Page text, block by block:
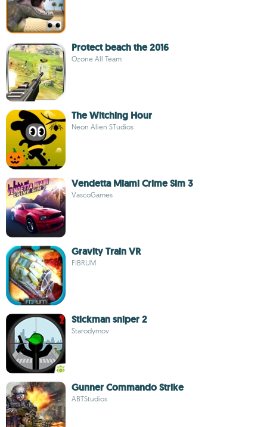
Protect beach the 2016
Ozone All Team
The Witching Hour
Neon Alien STudios
Vendetta Miami Crime Sim 3
VascoGames
Gravity Train VR
FIBRUM
Stickman sniper 2
Starodymov
Gunner Commando Strike
ABTStudios